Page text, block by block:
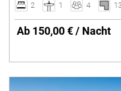
2 1 4
Ab 150,00 € / Nacht